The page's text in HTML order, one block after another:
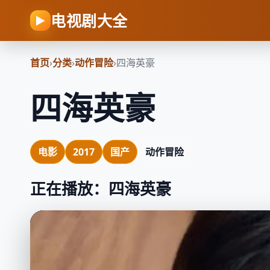
▶ 电视剧大全
首页›分类›动作冒险›四海英豪
四海英豪
电影 2017 国产 动作冒险
正在播放：四海英豪